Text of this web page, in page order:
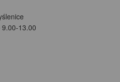
13.00